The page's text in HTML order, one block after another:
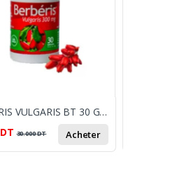
BERBERIS VULGARIS BT 30 GELULES
DT 30.000DT Acheter